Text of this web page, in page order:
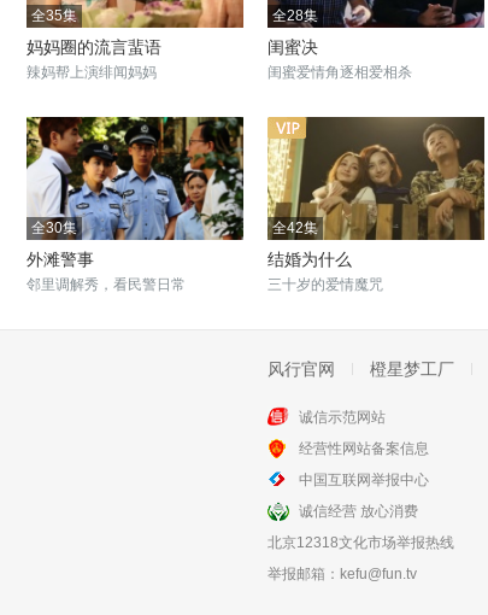
全35集
妈妈圈的流言蜚语
辣妈帮上演绯闻妈妈
全28集
闺蜜决
闺蜜爱情角逐相爱相杀
全30集
外滩警事
邻里调解秀，看民警日常
全42集
结婚为什么
三十岁的爱情魔咒
全38集
杨光那些事
风行官网 橙星梦工厂
诚信示范网站
经营性网站备案信息
中国互联网举报中心
诚信经营 放心消费
北京12318文化市场举报热线
举报邮箱： kefu@fun.tv